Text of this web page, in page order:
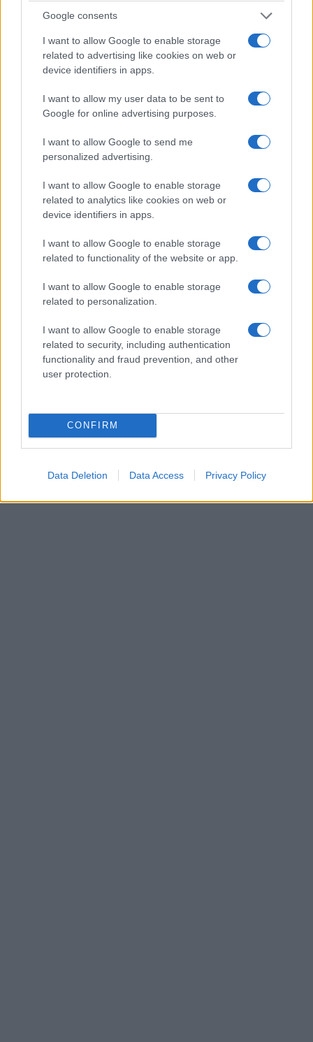
Google consents
I want to allow Google to enable storage
related to advertising like cookies on web or
device identifiers in apps.
I want to allow my user data to be sent to
Google for online advertising purposes.
I want to allow Google to send me
personalized advertising.
I want to allow Google to enable storage
related to analytics like cookies on web or
device identifiers in apps.
I want to allow Google to enable storage
related to functionality of the website or app.
I want to allow Google to enable storage
related to personalization.
I want to allow Google to enable storage
related to security, including authentication
functionality and fraud prevention, and other
user protection.
CONFIRM
Data Deletion Data Access Privacy Policy
Ακολουθήστε μας στοGoogle News
και μάθετε πρώτοι όλες τις ειδήσεις!